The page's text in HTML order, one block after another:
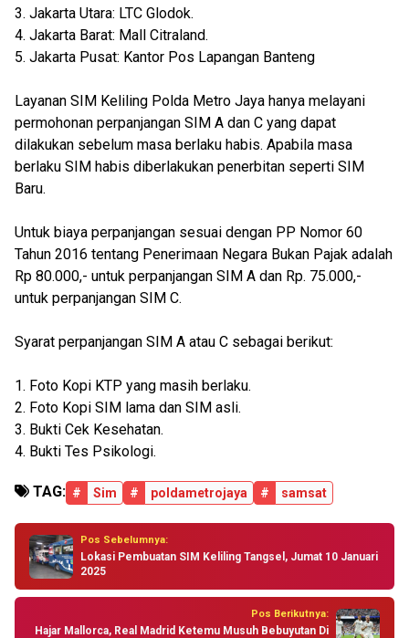
3. Jakarta Utara: LTC Glodok.
4. Jakarta Barat: Mall Citraland.
5. Jakarta Pusat: Kantor Pos Lapangan Banteng
Layanan SIM Keliling Polda Metro Jaya hanya melayani
permohonan perpanjangan SIM A dan C yang dapat
dilakukan sebelum masa berlaku habis. Apabila masa
berlaku SIM habis diberlakukan penerbitan seperti SIM
Baru.
Untuk biaya perpanjangan sesuai dengan PP Nomor 60
Tahun 2016 tentang Penerimaan Negara Bukan Pajak adalah
Rp 80.000,- untuk perpanjangan SIM A dan Rp. 75.000,-
untuk perpanjangan SIM C.
Syarat perpanjangan SIM A atau C sebagai berikut:
1. Foto Kopi KTP yang masih berlaku.
2. Foto Kopi SIM lama dan SIM asli.
3. Bukti Cek Kesehatan.
4. Bukti Tes Psikologi.
TAG: # Sim # poldametrojaya # samsat
Pos Sebelumnya:
Lokasi Pembuatan SIM Keliling Tangsel, Jumat 10 Januari
2025
Pos Berikutnya:
Hajar Mallorca, Real Madrid Ketemu Musuh Bebuyutan Di